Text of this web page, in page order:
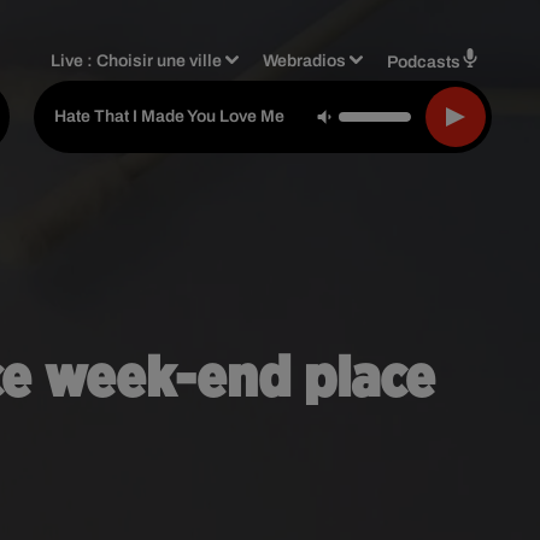
Live :Choisir une ville Webradios Podcasts
Hate That I Made You Love Me Ariana Grande
week-end place